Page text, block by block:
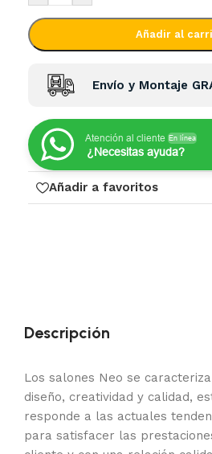
Añadir al
Envío y Montaje
Atención al cliente En línea
¿Necesitas ayuda?
Añadir a favoritos
Descripción
Los salones Neo se
diseño, creatividad y calidad,
responde a las actuales
para satisfacer las